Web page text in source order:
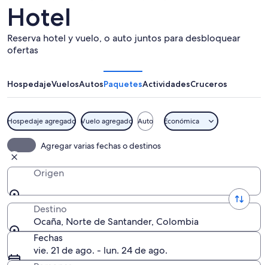
Hotel
Reserva hotel y vuelo, o auto juntos para desbloquear
ofertas
HospedajeVuelosAutosPaquetesActividadesCruceros
Hospedaje agregado Vuelo agregado Auto Económica
Agregar varias fechas o destinos
Origen
Destino
Ocaña, Norte de Santander, Colombia
Fechas
vie. 21 de ago. - lun. 24 de ago.